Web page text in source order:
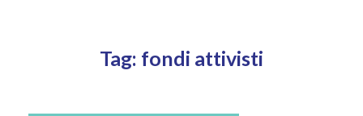
Tag: fondi attivisti